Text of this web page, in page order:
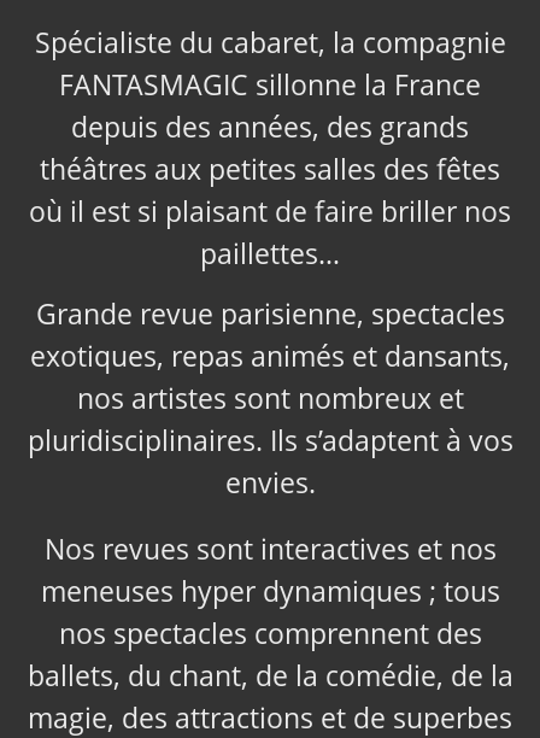
Spécialiste du cabaret, la compagnie
FANTASMAGIC sillonne la France
depuis des années, des grands
théâtres aux petites salles des fêtes
où il est si plaisant de faire briller nos
paillettes…
Grande revue parisienne, spectacles
exotiques, repas animés et dansants,
nos artistes sont nombreux et
pluridisciplinaires. Ils s’adaptent à vos
envies.
Nos revues sont interactives et nos
meneuses hyper dynamiques ; tous
nos spectacles comprennent des
ballets, du chant, de la comédie, de la
magie, des attractions et de superbes